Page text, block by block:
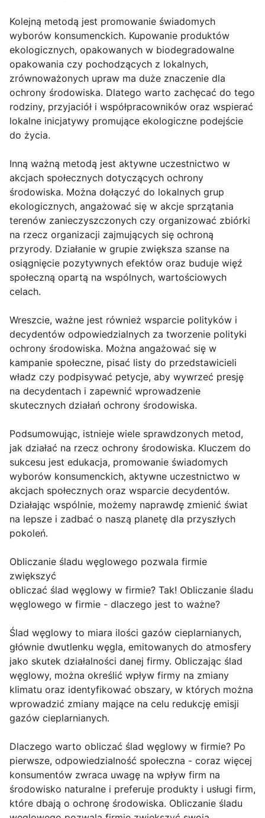
Kolejną metodą jest promowanie świadomych
wyborów konsumenckich. Kupowanie produktów
ekologicznych, opakowanych w biodegradowalne
opakowania czy pochodzących z lokalnych,
zrównoważonych upraw ma duże znaczenie dla
ochrony środowiska. Dlatego warto zachęcać do tego
rodziny, przyjaciół i współpracowników oraz wspierać
lokalne inicjatywy promujące ekologiczne podejście
do życia.
Inną ważną metodą jest aktywne uczestnictwo w
akcjach społecznych dotyczących ochrony
środowiska. Można dołączyć do lokalnych grup
ekologicznych, angażować się w akcje sprzątania
terenów zanieczyszczonych czy organizować zbiórki
na rzecz organizacji zajmujących się ochroną
przyrody. Działanie w grupie zwiększa szanse na
osiągnięcie pozytywnych efektów oraz buduje więź
społeczną opartą na wspólnych, wartościowych
celach.
Wreszcie, ważne jest również wsparcie polityków i
decydentów odpowiedzialnych za tworzenie polityki
ochrony środowiska. Można angażować się w
kampanie społeczne, pisać listy do przedstawicieli
władz czy podpisywać petycje, aby wywrzeć presję
na decydentach i zapewnić wprowadzenie
skutecznych działań ochrony środowiska.
Podsumowując, istnieje wiele sprawdzonych metod,
jak działać na rzecz ochrony środowiska. Kluczem do
sukcesu jest edukacja, promowanie świadomych
wyborów konsumenckich, aktywne uczestnictwo w
akcjach społecznych oraz wsparcie decydentów.
Działając wspólnie, możemy naprawdę zmienić świat
na lepsze i zadbać o naszą planetę dla przyszłych
pokoleń.
Obliczanie śladu węglowego pozwala firmie
zwiększyć
obliczać ślad węglowy w firmie? Tak! Obliczanie śladu
węglowego w firmie - dlaczego jest to ważne?
Ślad węglowy to miara ilości gazów cieplarnianych,
głównie dwutlenku węgla, emitowanych do atmosfery
jako skutek działalności danej firmy. Obliczając ślad
węglowy, można określić wpływ firmy na zmiany
klimatu oraz identyfikować obszary, w których można
wprowadzić zmiany mające na celu redukcję emisji
gazów cieplarnianych.
Dlaczego warto obliczać ślad węglowy w firmie? Po
pierwsze, odpowiedzialność społeczna - coraz więcej
konsumentów zwraca uwagę na wpływ firm na
środowisko naturalne i preferuje produkty i usługi firm,
które dbają o ochronę środowiska. Obliczanie śladu